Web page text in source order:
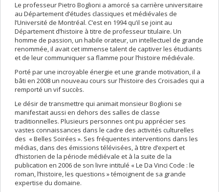
Le professeur Pietro Boglioni a amorcé sa carrière universitaire
au Département d’études classiques et médiévales de
l’Université de Montréal. C’est en 1994 qu’il se joint au
Département d’histoire à titre de professeur titulaire. Un
homme de passion, un habile orateur, un intellectuel de grande
renommée, il avait cet immense talent de captiver les étudiants
et de leur communiquer sa flamme pour l’histoire médiévale.
Porté par une incroyable énergie et une grande motivation, il a
bâti en 2008 un nouveau cours sur l’histoire des Croisades qui a
remporté un vif succès.
Le désir de transmettre qui animait monsieur Boglioni se
manifestait aussi en dehors des salles de classe
traditionnelles. Plusieurs personnes ont pu apprécier ses
vastes connaissances dans le cadre des activités culturelles
des « Belles Soirées ». Ses fréquentes interventions dans les
médias, dans des émissions télévisées, à titre d’expert et
d’historien de la période médiévale et à la suite de la
publication en 2006 de son livre intitulé « Le Da Vinci Code : le
roman, l’histoire, les questions » témoignent de sa grande
expertise du domaine.